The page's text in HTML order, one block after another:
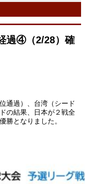
過④（2/28）確
通過）、台湾（シード
の結果、日本が２戦全
勝となりました。